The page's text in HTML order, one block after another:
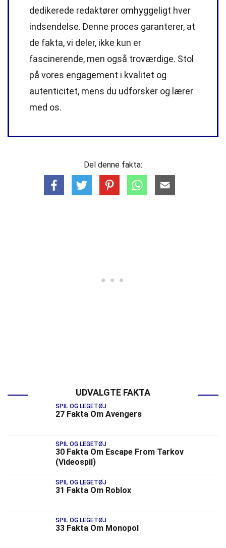
dedikerede redaktører omhyggeligt hver
indsendelse. Denne proces garanterer, at
de fakta, vi deler, ikke kun er
fascinerende, men også troværdige. Stol
på vores engagement i kvalitet og
autenticitet, mens du udforsker og lærer
med os.
Del denne fakta:
UDVALGTE FAKTA
SPIL OG LEGETØJ
27 Fakta Om Avengers
SPIL OG LEGETØJ
30 Fakta Om Escape From Tarkov
(Videospil)
SPIL OG LEGETØJ
31 Fakta Om Roblox
SPIL OG LEGETØJ
33 Fakta Om Monopol